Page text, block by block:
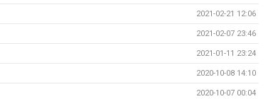
2021-02-21 12:06
2021-02-07 23:46
2021-01-11 23:24
2020-10-08 14:10
2020-10-07 00:04